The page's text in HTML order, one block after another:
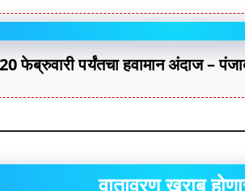
20 फेब्रुवारी पर्यंतचा हवामान अंदाज –
वातावरण खराब